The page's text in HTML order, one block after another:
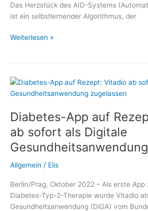
Das Herzstück des AID-Systems
ist ein selbstlernender Algorithmus, der
Automatisiertes
durch
Diabeloops
Closed-
Loop-
System
Weiterlesen »
Diabetes-App auf
ab sofort als Digitale
Allgemein / Elis
Berlin/Prag, Oktober 2022 – Als erste App
Diabetes-Typ-2-Therapie wurde Vitadio
Gesundheitsanwendung (DiGA) vom